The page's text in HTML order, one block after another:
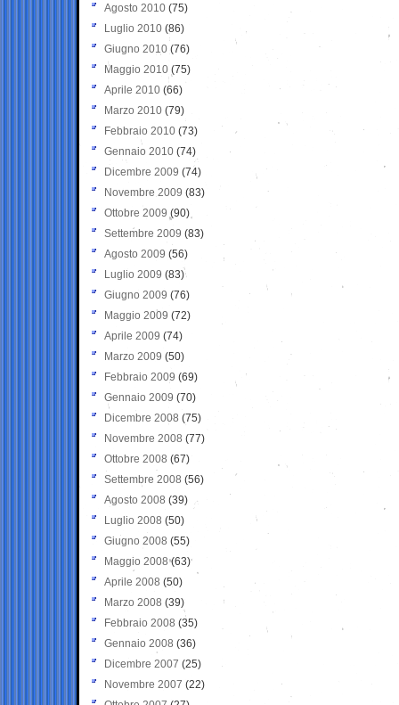
Agosto 2010 (75)
Luglio 2010 (86)
Giugno 2010 (76)
Maggio 2010 (75)
Aprile 2010 (66)
Marzo 2010 (79)
Febbraio 2010 (73)
Gennaio 2010 (74)
Dicembre 2009 (74)
Novembre 2009 (83)
Ottobre 2009 (90)
Settembre 2009 (83)
Agosto 2009 (56)
Luglio 2009 (83)
Giugno 2009 (76)
Maggio 2009 (72)
Aprile 2009 (74)
Marzo 2009 (50)
Febbraio 2009 (69)
Gennaio 2009 (70)
Dicembre 2008 (75)
Novembre 2008 (77)
Ottobre 2008 (67)
Settembre 2008 (56)
Agosto 2008 (39)
Luglio 2008 (50)
Giugno 2008 (55)
Maggio 2008(63)
Aprile 2008 (50)
Marzo 2008 (39)
Febbraio 2008 (35)
Gennaio 2008 (36)
Dicembre 2007 (25)
Novembre 2007 (22)